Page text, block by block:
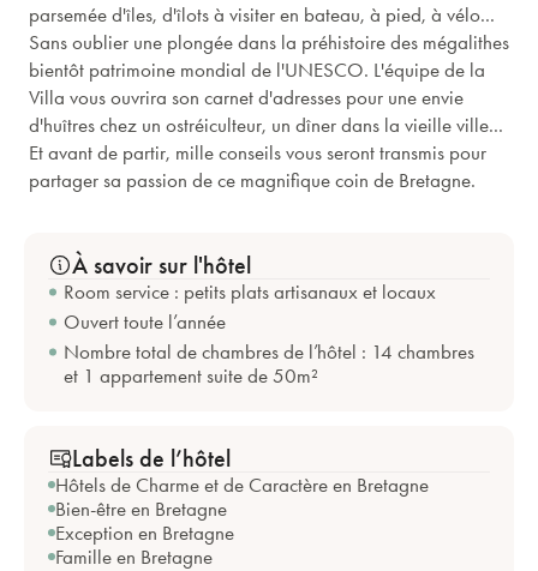
parsemée d'îles, d'îlots à visiter en bateau, à pied, à vélo...
Sans oublier une plongée dans la préhistoire des mégalithes
bientôt patrimoine mondial de l'UNESCO. L'équipe de la
Villa vous ouvrira son carnet d'adresses pour une envie
d'huîtres chez un ostréiculteur, un dîner dans la vieille ville...
Et avant de partir, mille conseils vous seront transmis pour
partager sa passion de ce magnifique coin de Bretagne.
À savoir sur l'hôtel
Room service : petits plats artisanaux et locaux
Ouvert toute l’année
Nombre total de chambres de l’hôtel : 14 chambres
et 1 appartement suite de 50m²
Labels de l’hôtel
Hôtels de Charme et de Caractère en Bretagne
Bien-être en Bretagne
Exception en Bretagne
Famille en Bretagne